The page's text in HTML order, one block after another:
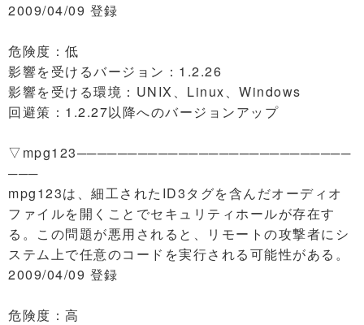
2009/04/09 登録
危険度：低
影響を受けるバージョン：1.2.26
影響を受ける環境：UNIX、Linux、Windows
回避策：1.2.27以降へのバージョンアップ
▽mpg123───────────────────────────
───
mpg123は、細工されたID3タグを含んだオーディオ
ファイルを開くことでセキュリティホールが存在す
る。この問題が悪用されると、リモートの攻撃者にシ
ステム上で任意のコードを実行される可能性がある。
2009/04/09 登録
危険度：高